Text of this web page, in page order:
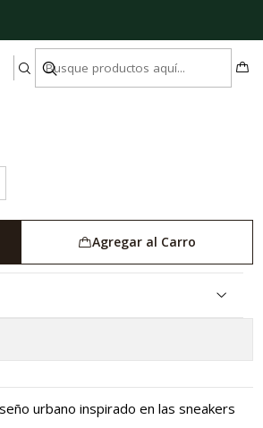
Agregar al Carro
urbano inspirado en las sneakers